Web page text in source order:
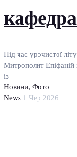
Під час урочистої
Митрополит Епіфаній
із
Новини, Фото
News 1 Чер 2026